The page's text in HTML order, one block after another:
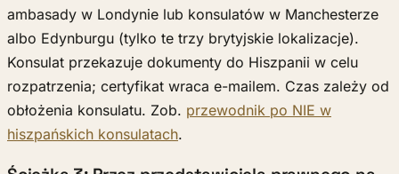
ambasady w Londynie lub konsulatów w Manchesterze
albo Edynburgu (tylko te trzy brytyjskie lokalizacje).
Konsulat przekazuje dokumenty do Hiszpanii w celu
rozpatrzenia; certyfikat wraca e-mailem. Czas zależy od
obłożenia konsulatu. Zob. przewodnik po NIE w
hiszpańskich konsulatach.